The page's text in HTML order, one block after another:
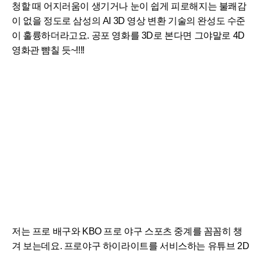
청할 때 어지러움이 생기거나 눈이 쉽게 피로해지는 불쾌감
이 없을 정도로 삼성의 AI 3D 영상 변환 기술의 완성도 수준
이 훌륭하더라고요. 공포 영화를 3D로 본다면 그야말로 4D
영화관 뺨칠 듯~!!!!
저는 프로 배구와 KBO 프로 야구 스포츠 중계를 꼼꼼히 챙
겨 보는데요. 프로야구 하이라이트를 서비스하는 유튜브 2D